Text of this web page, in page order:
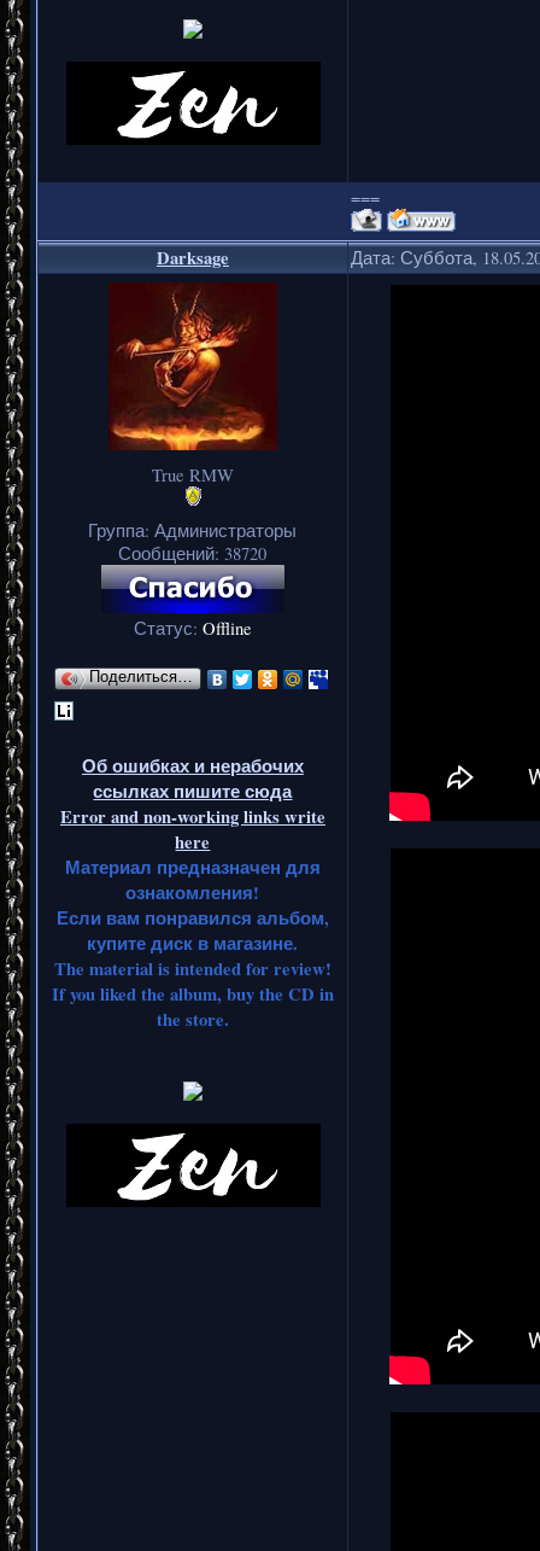
===
Darksage Дата: Суббота,
True RMW
Группа: Администраторы
Сообщений: 38720
Статус: Offline
Поделиться…
Об ошибках и нерабочих
ссылках пишите сюда
Error and non-working links write
here
Материал предназначен для
ознакомления!
Если вам понравился альбом,
купите диск в магазине.
The material is intended for review!
If you liked the album, buy the CD in
the store.